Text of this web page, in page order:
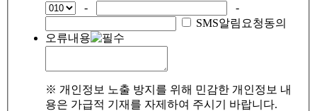
-
-
SMS알림요청동의
오류내용
※ 개인정보 노출 방지를 위해 민감한 개인정보 내
용은 가급적 기재를 자제하여 주시기 바랍니다.